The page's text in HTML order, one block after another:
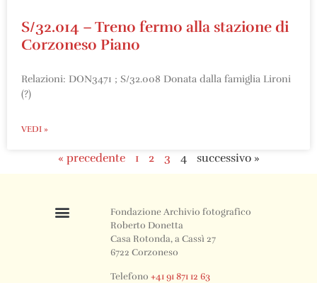
S/32.014 – Treno fermo alla stazione di
Corzoneso Piano
Relazioni: DON3471 ; S/32.008 Donata dalla famiglia Lironi
(?)
VEDI »
« precedente 1 2 3 4 successivo »
Fondazione Archivio fotografico
Roberto Donetta
Casa Rotonda, a Cassì 27
6722 Corzoneso
Telefono+41 91 871 12 63